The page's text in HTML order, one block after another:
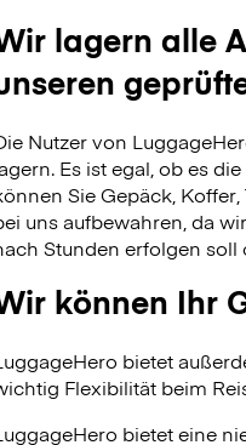
lagern alle
Nutzer von
Es ist egal, ob es
Sie Gepäck,
uns aufbewahren, da
Stunden erfolgen soll
können Ihr
bietet
Flexibilität beim
bietet eine